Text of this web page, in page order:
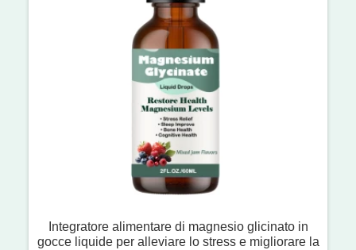
Integratore alimentare di magnesio glicinato in
gocce liquide per alleviare lo stress e migliorare la